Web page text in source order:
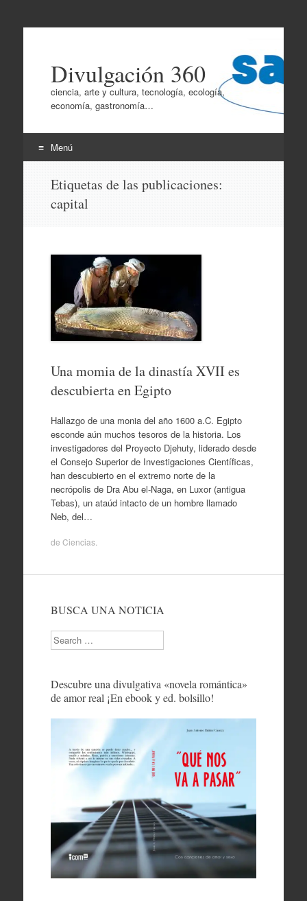
Divulgación 360
ciencia, arte y cultura, tecnología, ecología,
economía, gastronomía…
Menú
contenido
Etiquetas de las publicaciones:
capital
Una momia de la dinastía XVII es
descubierta en Egipto
Hallazgo de una monia del año 1600 a.C. Egipto
esconde aún muchos tesoros de la historia. Los
investigadores del Proyecto Djehuty, liderado desde
el Consejo Superior de Investigaciones Científicas,
han descubierto en el extremo norte de la
necrópolis de Dra Abu el‐Naga, en Luxor (antigua
Tebas), un ataúd intacto de un hombre llamado
Neb, del…
de Ciencias.
BUSCA UNA NOTICIA
Search
Descubre una divulgativa «novela romántica»
de amor real ¡En ebook y ed. bolsillo!